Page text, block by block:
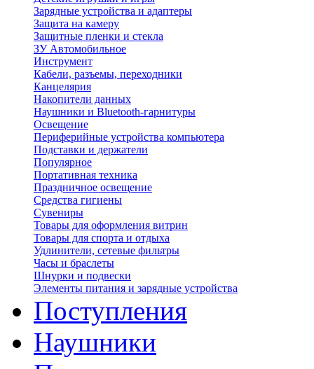
Зарядные устройства и адаптеры
Защита на камеру
Защитные пленки и стекла
ЗУ Автомобильное
Инструмент
Кабели, разъемы, переходники
Канцелярия
Накопители данных
Наушники и Bluetooth-гарнитуры
Освещение
Периферийные устройства компьютера
Подставки и держатели
Популярное
Портативная техника
Праздничное освещение
Средства гигиены
Сувениры
Товары для оформления витрин
Товары для спорта и отдыха
Удлинители, сетевые фильтры
Часы и браслеты
Шнурки и подвески
Элементы питания и зарядные устройства
Поступления
Наушники